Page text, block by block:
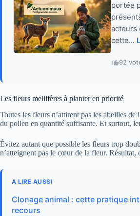
portée
acteurs
cette...
92
Les fleurs mellifères à planter en priorité
Toutes les fleurs n’attirent pas les abeilles
du pollen en quantité suffisante. Et surtout,
Évitez autant que possible les fleurs trop
n’atteignent pas le cœur de la fleur. Résultat,
A LIRE AUSSI
Clonage animal : cette pratique
recours